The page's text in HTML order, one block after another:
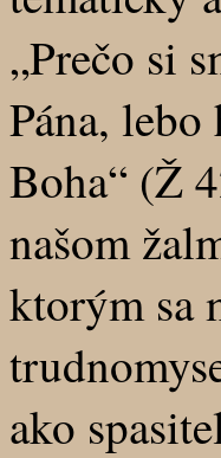
„Prečo si
Pána,
Boha“ (Ž
našom
ktorým sa
ako